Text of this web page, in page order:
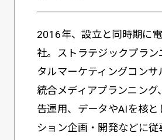
2016年、設立と同時期に
社。ストラテジックプラン
タルマーケティングコンサ
統合メディアプランニング
告運用、データやAIを核と
ション企画・開発などに